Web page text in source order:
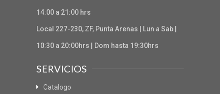
14:00 a 21:00 hrs
Local 227-230, ZF, Punta Arenas | Lun a Sab |
10:30 a 20:00hrs | Dom hasta 19:30hrs
SERVICIOS
Catalogo